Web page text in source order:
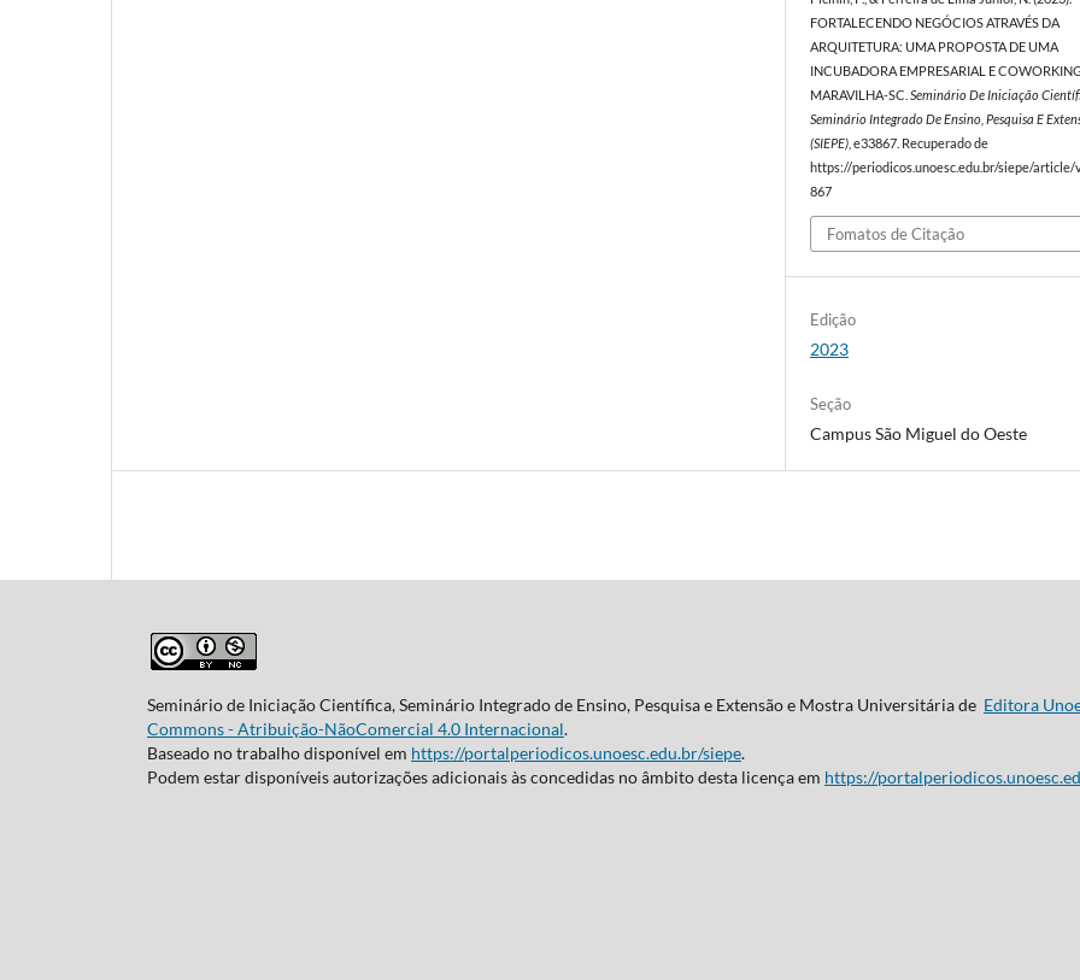
FORTALECENDO NEGÓCIOS ATRAVÉS DA
ARQUITETURA: UMA PROPOSTA DE UMA
INCUBADORA EMPRESARIAL E
MARAVILHA-SC.Seminário De Iniciação
Seminário Integrado De Ensino, Pesquisa E
(SIEPE) , e33867. Recuperado de
https://periodicos.unoesc.edu.br/siepe/
867
Fomatos de Citação
Edição
2023
Seção
Campus São Miguel do Oeste
Seminário de Iniciação Científica, Seminário Integrado de Ensino, Pesquisa e Extensão e Mostra Universitária de Editora
Commons - Atribuição-NãoComercial 4.0 Internacional.
Baseado no trabalho disponível em https://portalperiodicos.unoesc.edu.br/siepe.
Podem estar disponíveis autorizações adicionais às concedidas no âmbito desta licença em https://